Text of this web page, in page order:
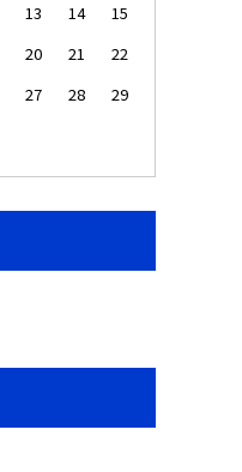
13 14
15
20 21
22
27 28
29